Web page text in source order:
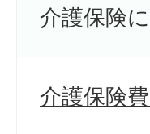
介護保険
介護保険